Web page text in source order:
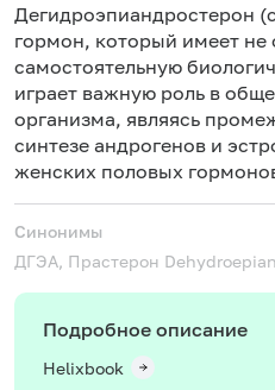
Дегидроэпиандростерон
гормон, который имеет не
самостоятельную
играет важную роль в
организма, являясь
синтезе андрогенов и
женских половых
Синонимы
ДГЭА, Прастерон
Подробное описание
Helixbook